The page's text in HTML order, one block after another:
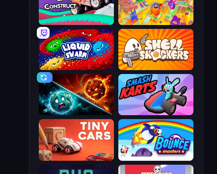
Crazy Guys
Merge & Construct
Shell Shockers
Liquid Swarm
Smash Karts
PlanetCrush 2
Bouncemasters
Tiny Cars